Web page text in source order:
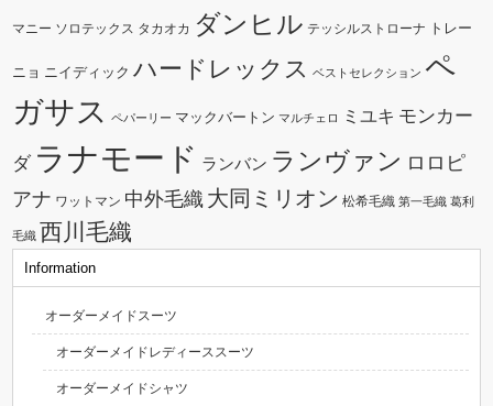
マニー ソロテックス タカオカ ダンヒル テッシルストローナ トレー
ニョ ニイディック ハードレックス ベストセレクション ペ
ガサス
ペパーリー マックバートン マルチェロ ミユキ モンカー
ダ ラナモード ランバン ランヴァン ロロピ
アナ ワットマン 中外毛織大同ミリオン 松希毛織 第一毛織 葛利
毛織 西川毛織
Information
オーダーメイドスーツ
オーダーメイドレディーススーツ
オーダーメイドシャツ